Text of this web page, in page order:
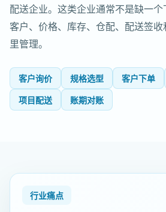
配送企业。这类企业通常不是缺一
客户、价格、库存、仓配、配送签
里管理。
客户询价 规格选型 客户下单
项目配送
账期对账
行业痛点